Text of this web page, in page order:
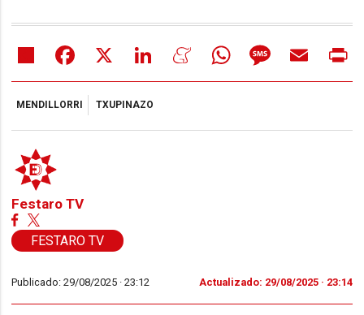
Share Facebook LinkedIn MeneameWhatsAppMessageEmail
MENDILLORRI TXUPINAZO
Festaro TV
FESTARO TV
Publicado: 29/08/2025 ·23:12 Actualizado: 29/08/2025 · 23:14